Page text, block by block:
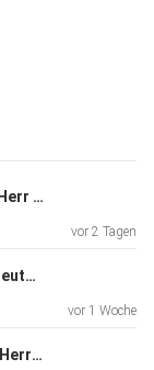
Wie geht es Bitpanda und Bitcoin, Herr Enzersdorfer-Konrad?
vor 2 Tagen
KI-Schock aus China: Chance für Deutschland?
vor 1 Woche
Gerät die KI jetzt außer Kontrolle, Herr Krüger?